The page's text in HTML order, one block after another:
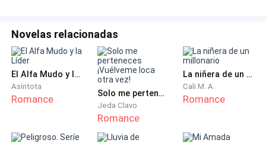
—¿Las llaves, Valentino? —insistió.
—Cierto, están en el bolsillo de mi pantalón. —El trató
de soltarse para buscarlas, pero casi se cayó—. Todo
está bailando —bromeó.
—Las voy a buscar yo. —Bianca ayudó a Valentino a
apoyarse en la pared y luego maniobró para sacar las
Novelas relacionadas
El Alfa Mudo y la Líder
Asíntota
Romance Solo me perteneces ¡Vuélveme loca otra vez!
Jeda Clavo
Romance
La niñera de un millonario
Cali M. A.
Romance